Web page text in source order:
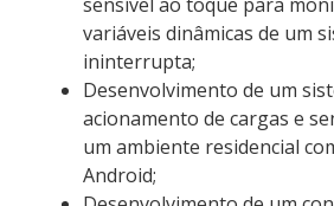
variáveis dinâmicas de um
ininterrupta;
Desenvolvimento de um
acionamento de cargas e
um ambiente residencial
Android;